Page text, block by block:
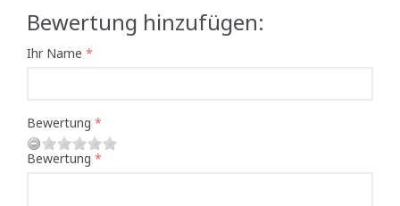
Bewertung hinzufügen:
Ihr Name
Bewertung
Bewertung